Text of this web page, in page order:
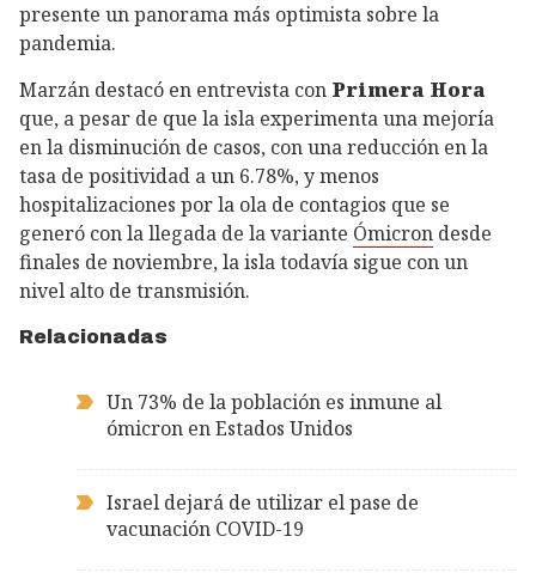
presente un panorama más optimista sobre la
pandemia.
Marzán destacó en entrevista con Primera Hora
que, a pesar de que la isla experimenta una mejoría
en la disminución de casos, con una reducción en la
tasa de positividad a un 6.78%, y menos
hospitalizaciones por la ola de contagios que se
generó con la llegada de la variante Ómicron desde
finales de noviembre, la isla todavía sigue con un
nivel alto de transmisión.
Relacionadas
Un 73% de la población es inmune al
ómicron en Estados Unidos
Israel dejará de utilizar el pase de
vacunación COVID-19